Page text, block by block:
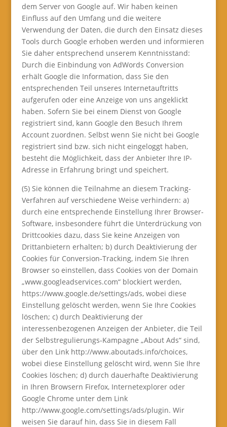
dem Server von Google auf. Wir haben keinen
Einfluss auf den Umfang und die weitere
Verwendung der Daten, die durch den Einsatz dieses
Tools durch Google erhoben werden und informieren
Sie daher entsprechend unserem Kenntnisstand:
Durch die Einbindung von AdWords Conversion
erhält Google die Information, dass Sie den
entsprechenden Teil unseres Internetauftritts
aufgerufen oder eine Anzeige von uns angeklickt
haben. Sofern Sie bei einem Dienst von Google
registriert sind, kann Google den Besuch Ihrem
Account zuordnen. Selbst wenn Sie nicht bei Google
registriert sind bzw. sich nicht eingeloggt haben,
besteht die Möglichkeit, dass der Anbieter Ihre IP-
Adresse in Erfahrung bringt und speichert.
(5) Sie können die Teilnahme an diesem Tracking-
Verfahren auf verschiedene Weise verhindern: a)
durch eine entsprechende Einstellung Ihrer Browser-
Software, insbesondere führt die Unterdrückung von
Drittcookies dazu, dass Sie keine Anzeigen von
Drittanbietern erhalten; b) durch Deaktivierung der
Cookies für Conversion-Tracking, indem Sie Ihren
Browser so einstellen, dass Cookies von der Domain
„www.googleadservices.com“ blockiert werden,
https://www.google.de/settings/ads, wobei diese
Einstellung gelöscht werden, wenn Sie Ihre Cookies
löschen; c) durch Deaktivierung der
interessenbezogenen Anzeigen der Anbieter, die Teil
der Selbstregulierungs-Kampagne „About Ads“ sind,
über den Link http://www.aboutads.info/choices,
wobei diese Einstellung gelöscht wird, wenn Sie Ihre
Cookies löschen; d) durch dauerhafte Deaktivierung
in Ihren Browsern Firefox, Internetexplorer oder
Google Chrome unter dem Link
http://www.google.com/settings/ads/plugin. Wir
weisen Sie darauf hin, dass Sie in diesem Fall